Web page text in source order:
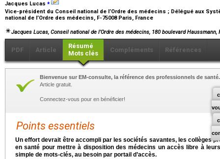
Jacques Lucas ⁎
Vice-président du Conseil national de l’Ordre des médecins ; Délégué aux
national de l’Ordre des médecins, F-75008 Paris, France
Jacques Lucas, Conseil national de l’Ordre des médecins, 180 boulevard Haussmann,
PDF Article
Résumé
Mots clés
Compléments Références
Bienvenue sur EM-consulte, la référence des professionnels de santé.
Article gratuit.
Connectez-vous pour en bénéficier!
Points essentiels
Un effort devrait être accompli par les sociétés savantes, les collèges
en santé pour mettre à disposition des médecins un accès libre à
simple de mots-clés, au besoin par portail d’accès.